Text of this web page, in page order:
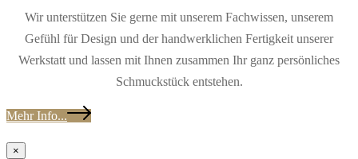
Wir unterstützen Sie gerne mit unserem Fachwissen, unserem
Gefühl für Design und der handwerklichen Fertigkeit unserer
Werkstatt und lassen mit Ihnen zusammen Ihr ganz persönliches
Schmuckstück entstehen.
Mehr Info...
×